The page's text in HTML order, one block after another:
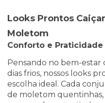
Looks Prontos
Moletom
Conforto e Praticidade
Pensando no bem-
dias frios, nossos looks
escolha ideal. Cada
de moletom